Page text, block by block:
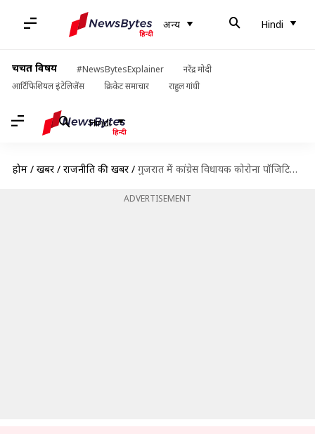
अन्य Hindi
चर्चित विषय #NewsBytesExplainer
नरेंद्र मोदी
आर्टिफिशियल इंटेलिजेंस
क्रिकेट समाचार राहुल गांधी
Hindi
होम / खबरें / राजनीति की खबरें / गुजरात में कांग्रेस विधायक कोरोना पॉजिटिव, मुख्यमंत्री और उपमुख्यमंत्री से कर चुके हैं मुलाकात
ADVERTISEMENT